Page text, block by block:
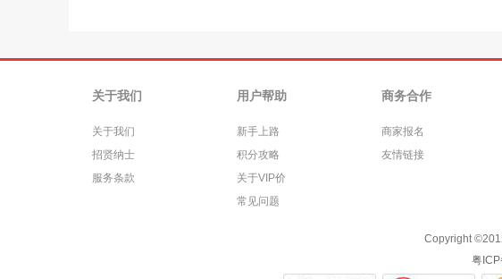
关于我们
关于我们
招贤纳士
服务条款
用户帮助
新手上路
积分攻略
关于VIP价
常见问题
商务合作
商家报名
友情链接
Copyright ©
粤